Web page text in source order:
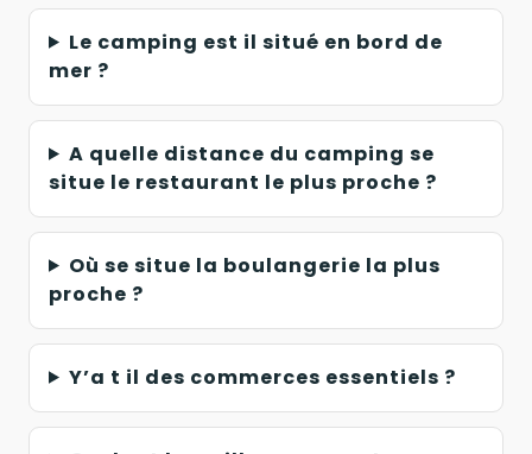
Le camping est il situé en bord de
mer ?
A quelle distance du camping se
situe le restaurant le plus proche ?
Où se situe la boulangerie la plus
proche ?
Y’a t il des commerces essentiels ?